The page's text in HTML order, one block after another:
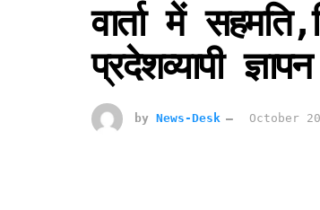
वार्ता में
प्रदेशव्यापी
by News-Desk October